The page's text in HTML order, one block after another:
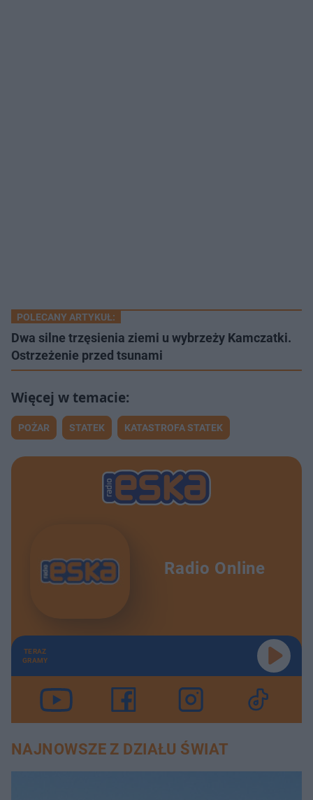
POLECANY ARTYKUŁ:
Dwa silne trzęsienia ziemi u wybrzeży Kamczatki.
Ostrzeżenie przed tsunami
POŻAR STATEK KATASTROFA STATEK
Radio Online
TERAZ
GRAMY
NAJNOWSZE Z DZIAŁU ŚWIAT